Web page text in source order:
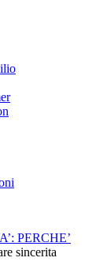
PERCHE’
sincerita